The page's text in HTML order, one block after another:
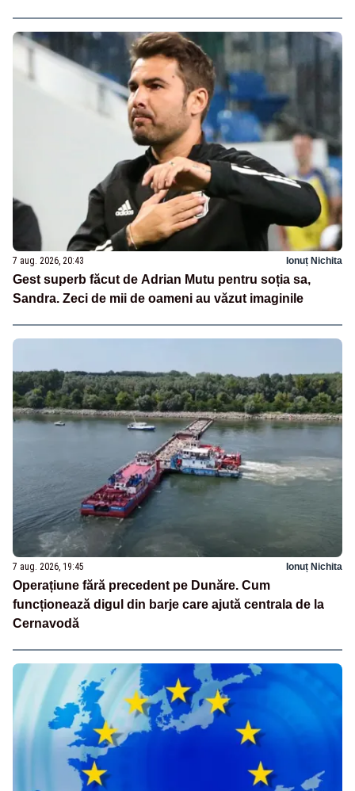
7 aug. 2026, 20:43 Ionuț Nichita
Gest superb făcut de Adrian Mutu pentru soția sa,
Sandra. Zeci de mii de oameni au văzut imaginile
7 aug. 2026, 19:45 Ionuț Nichita
Operațiune fără precedent pe Dunăre. Cum
funcționează digul din barje care ajută centrala de la
Cernavodă